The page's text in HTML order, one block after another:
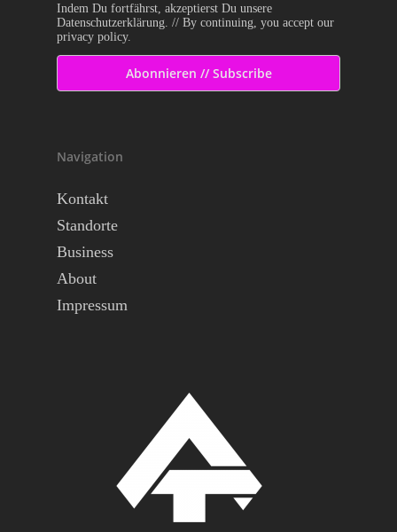
Indem Du fortfährst, akzeptierst Du unsere
Datenschutzerklärung. // By continuing, you accept our
privacy policy.
Navigation
Kontakt
Standorte
Business
About
Impressum